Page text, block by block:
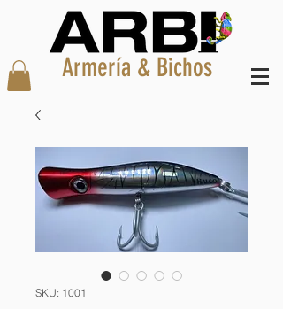
Armería & Bichos
SKU: 1001